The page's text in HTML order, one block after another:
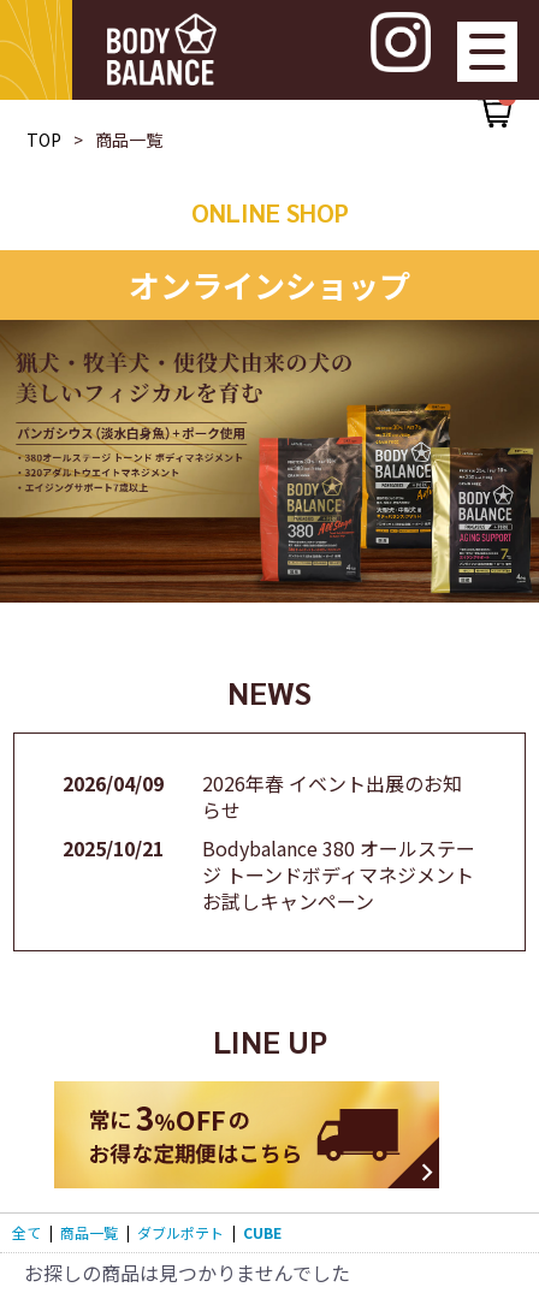
TOP 商品一覧
ONLINE SHOP
オンラインショップ
NEWS
2026/04/09
2026年春 イベント出展のお知
らせ
2025/10/21
Bodybalance 380 オールステー
ジ トーンドボディマネジメント
お試しキャンペーン
LINE UP
全て | 商品一覧 | ダブルポテト | CUBE
お探しの商品は見つかりませんでした